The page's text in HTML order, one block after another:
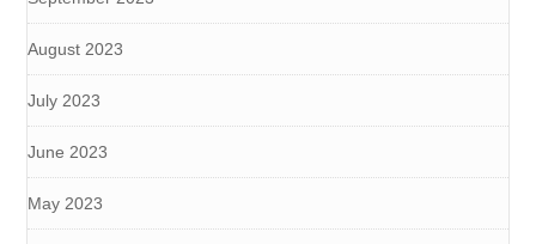
August 2023
July 2023
June 2023
May 2023